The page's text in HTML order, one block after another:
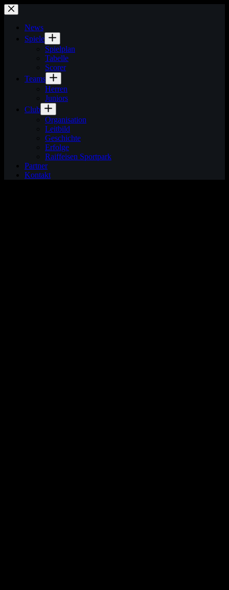
Zum
Inhalt
springenNews
Spiele
Spielplan
Tabelle
Scorer
Teams
Herren
Juniors
Club
Organisation
Leitbild
Geschichte
Erfolge
Raiffeisen Sportpark
Partner
Kontakt